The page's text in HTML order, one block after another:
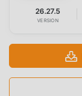
26.27.5
VERSION